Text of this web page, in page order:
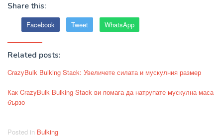
Share this:
Facebook Tweet WhatsApp
Related posts:
CrazyBulk Bulking Stack: Увеличете силата и мускулния размер
Как CrazyBulk Bulking Stack ви помага да натрупате мускулна маса
бързо
Posted in Bulking